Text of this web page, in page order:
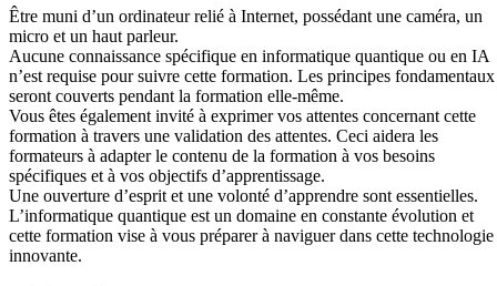
Être muni d’un ordinateur relié à Internet, possédant une caméra, un
micro et un haut parleur.
Aucune connaissance spécifique en informatique quantique ou en IA
n’est requise pour suivre cette formation. Les principes fondamentaux
seront couverts pendant la formation elle-même.
Vous êtes également invité à exprimer vos attentes concernant cette
formation à travers une validation des attentes. Ceci aidera les
formateurs à adapter le contenu de la formation à vos besoins
spécifiques et à vos objectifs d’apprentissage.
Une ouverture d’esprit et une volonté d’apprendre sont essentielles.
L’informatique quantique est un domaine en constante évolution et
cette formation vise à vous préparer à naviguer dans cette technologie
innovante.